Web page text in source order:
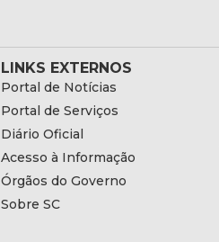
LINKS EXTERNOS
Portal de Notícias
Portal de Serviços
Diário Oficial
Acesso à Informação
Órgãos do Governo
Sobre SC